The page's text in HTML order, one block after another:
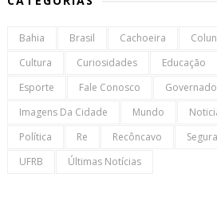
Bahia Brasil Cachoeira
Cultura
Curiosidades Educação
Esporte
Fale Conosco
Imagens Da Cidade
Mundo
Política
Re Recôncavo
UFRB
Últimas Notícias